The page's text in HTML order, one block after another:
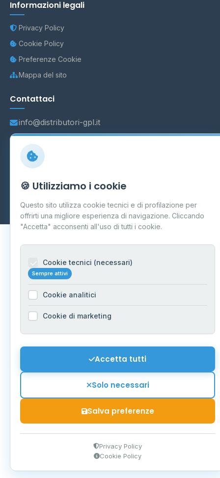
Informazioni legali
Privacy Policy
Cookie Policy
Preferenze Cookie
Mappa del sito
Contattaci
info@distributori-gpl.it
Carpi P.IVA 03859300364
Aggiornamento quotidiano
🍪 Utilizziamo i cookie
Questo sito utilizza cookie tecnici e di profilazione per
offrirti una migliore esperienza di navigazione. Cliccando
"Accetta" acconsenti all'uso di tutti i cookie.
Cookie tecnici (necessari)
Sempre attivi
Cookie analitici
Cookie di marketing
Accetta tutti
Solo necessari
Salva preferenze
Privacy Policy
Cookie Policy